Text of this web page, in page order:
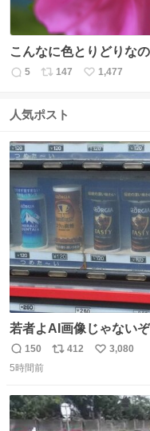
こんなに色とりどりな
返
数
5
リ
ス
数
147
い
1,477
人気ポスト
若者よAI画像じゃない
やでw
返
信
150
リ
ト
数
412
い
数
3,080
5時間前